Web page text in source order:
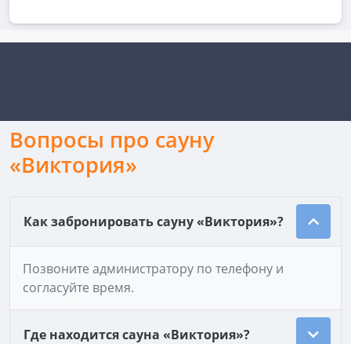
Вопросы про сауну
«Виктория»
Как забронировать сауну «Виктория»?
Позвоните администратору по телефону и
согласуйте время.
Где находится сауна «Виктория»?